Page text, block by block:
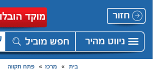
בית » מרכז » פתח תקווה